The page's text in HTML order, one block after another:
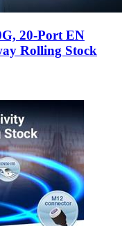
20-Port EN
Rolling Stock